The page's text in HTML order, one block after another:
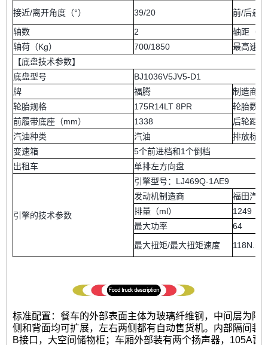
接近/离开角度（°） 39/20
前/后悬
轴数
2
轴距（
轴荷（Kg）
700/1850
最高速
【底盘技术参数】
底盘型号
BJ1036V5JV5-D1
牌
福腾
制造商
轮胎规格
175R14LT 8PR
轮胎数量
前履带底座（mm）
1338
后轮距
汽油种类
汽油
排放标准
变速箱
5个前进档和1个倒档
出租车
单排左方向盘
引擎的技术参数
引擎型号：LJ469Q-1AE9
发动机制造商
福田汽
排量（ml）
1249
最大功率
64
最大扭矩/最大扭矩速度
118N.m
标准配置：餐车的外部表面主体为玻璃纤维钢，中间层为隔
侧和背面均可扩展，左右两侧都有自动售货机。内部隔间装
B接口，大空间储物柜；车厢外部装有两个扬声器，105A蓄